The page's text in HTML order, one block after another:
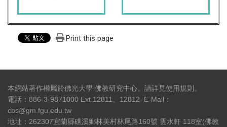
Print this page
本網站著作權屬於佛光大學 佛教研究中心。請詳見使用規則 。
電話：886-3-9871000 Ext.12811、12812 E-Mail：
cbs@gm.fgu.edu.tw
地址：262307宜蘭縣礁溪鄉林美村林尾路160號 雲水軒 118室(佛教